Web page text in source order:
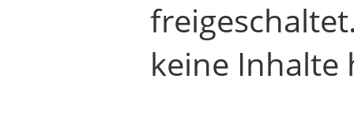
keine Inhalte